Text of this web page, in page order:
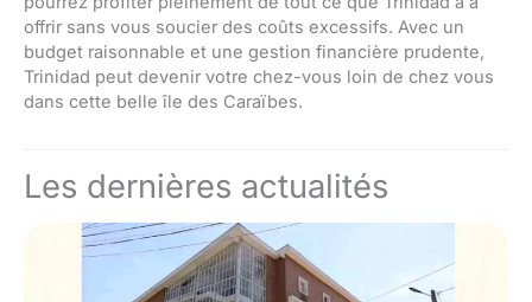
offrir sans vous soucier des coûts excessifs. Avec un
budget raisonnable et une gestion financière prudente,
Trinidad peut devenir votre chez-vous loin de chez vous
dans cette belle île des Caraïbes.
Les dernières actualités